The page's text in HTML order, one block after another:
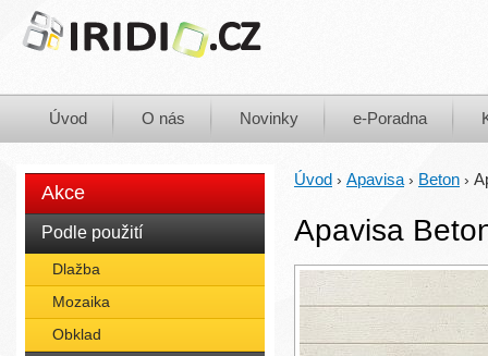
Úvod O nás Novinky e-Poradna
Akce
Podle použití
Dlažba
Mozaika
Obklad
Úvod › Apavisa › Beton ›
Apavisa